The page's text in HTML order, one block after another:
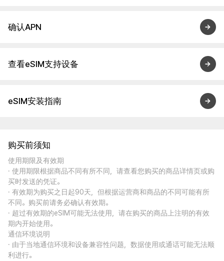
确认APN
查看eSIM支持设备
eSIM安装指南
购买前须知
使用期限及有效期
· 使用期限根据商品不同有所不同，请查看您购买的商品详情页或购
买时发送的凭证。
· 有效期为购买之日起90天，但根据运营商和商品的不同可能有所
不同。购买前请务必确认有效期。
· 超过有效期的eSIM可能无法使用，请在购买的商品上注明的有效
期内开始使用。
通信环境说明
· 由于当地通信环境和设备兼容性问题，数据使用或通话可能无法顺
利进行。